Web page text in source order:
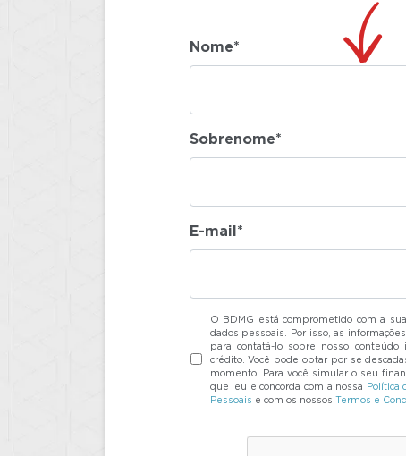
Nome*
Sobrenome*
E-mail*
O BDMG está comprometido com a
dados pessoais. Por isso, as
para contatá-lo sobre nosso
crédito. Você pode optar por se
momento. Para você simular o seu
que leu e concorda com a nossa
Política
Pessoais e com os nossos Termos e